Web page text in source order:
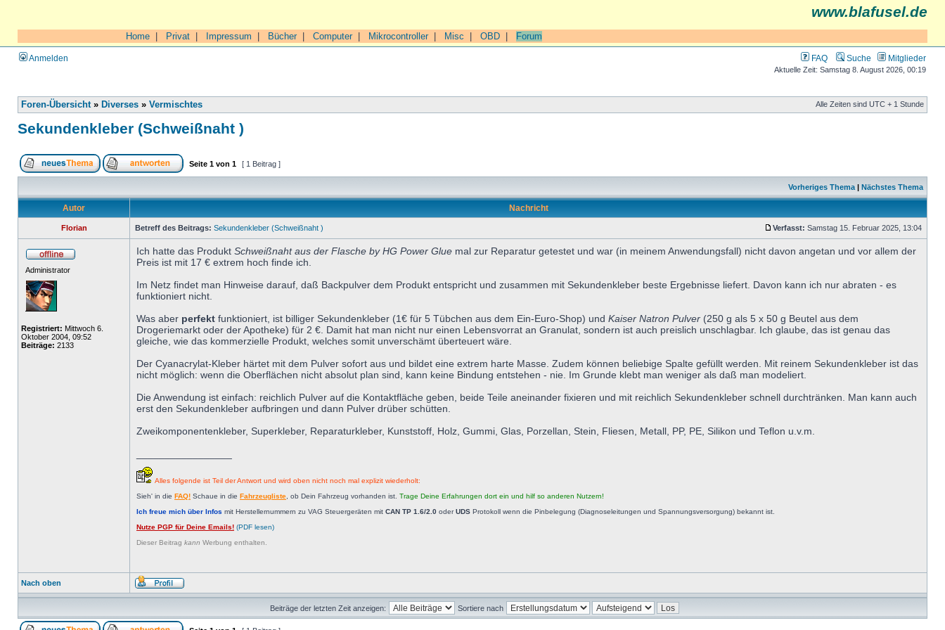
www.blafusel.de
Home Privat Impressum Bücher| Computer| Mikrocontroller| Misc OBD Forum
Anmelden FAQ Suche Mitglieder
Aktuelle Zeit: Samstag 8. August 2026, 00:19
Foren-Übersicht» Diverses » Vermischtes Alle Zeiten sind UTC + 1 Stunde
Sekundenkleber (Schweißnaht )
Seite 1 von 1 [ 1 Beitrag ]
Vorheriges Thema | Nächstes Thema
Autor Nachricht
Florian Betreff des Beitrags: Sekundenkleber (Schweißnaht ) Verfasst: Samstag 15. Februar 2025, 13:04
Administrator
Registriert: Mittwoch 6.
Oktober 2004, 09:52
Beiträge: 2133
Ich hatte das Produkt Schweißnaht aus der Flasche by HG Power Glue mal zur Reparatur getestet und war (in meinem Anwendungsfall) nicht davon angetan und vor allem der
Preis ist mit 17 € extrem hoch finde ich.
Im Netz findet man Hinweise darauf, daß Backpulver dem Produkt entspricht und zusammen mit Sekundenkleber beste Ergebnisse liefert. Davon kann ich nur abraten - es
funktioniert nicht.
Was aber perfekt funktioniert, ist billiger Sekundenkleber (1€ für 5 Tübchen aus dem Ein-Euro-Shop) und Kaiser Natron Pulver (250 g als 5 x 50 g Beutel aus dem
Drogeriemarkt oder der Apotheke) für 2 €. Damit hat man nicht nur einen Lebensvorrat an Granulat, sondern ist auch preislich unschlagbar. Ich glaube, das ist genau das
gleiche, wie das kommerzielle Produkt, welches somit unverschämt überteuert wäre.
Der Cyanacrylat-Kleber härtet mit dem Pulver sofort aus und bildet eine extrem harte Masse. Zudem können beliebige Spalte gefüllt werden. Mit reinem Sekundenkleber ist das
nicht möglich: wenn die Oberflächen nicht absolut plan sind, kann keine Bindung entstehen - nie. Im Grunde klebt man weniger als daß man modeliert.
Die Anwendung ist einfach: reichlich Pulver auf die Kontaktfläche geben, beide Teile aneinander fixieren und mit reichlich Sekundenkleber schnell durchtränken. Man kann auch
erst den Sekundenkleber aufbringen und dann Pulver drüber schütten.
Zweikomponentenkleber, Superkleber, Reparaturkleber, Kunststoff, Holz, Gummi, Glas, Porzellan, Stein, Fliesen, Metall, PP, PE, Silikon und Teflon u.v.m.
Alles folgende ist Teil der Antwort und wird oben nicht noch mal explizit wiederholt:
Sieh' in die FAQ! Schaue in die Fahrzeugliste , ob Dein Fahrzeug vorhanden ist. Trage Deine Erfahrungen dort ein und hilf so anderen Nutzern!
Ich freue mich über Infos mit Herstellernummern zu VAG Steuergeräten mit CAN TP 1.6/2.0 oderUDS Protokoll wenn die Pinbelegung (Diagnoseleitungen und Spannungsversorgung) bekannt ist.
Nutze PGP für Deine Emails! (PDF lesen)
Dieser Beitrag kann Werbung enthalten.
Nach oben
Beiträge der letzten Zeit anzeigen: Sortiere nach